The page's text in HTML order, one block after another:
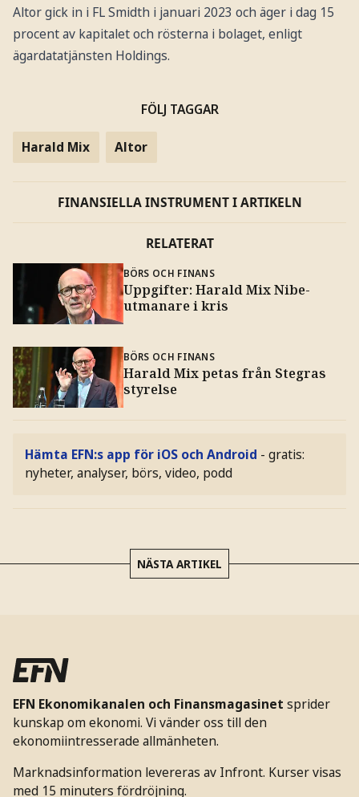
Altor gick in i FL Smidth i januari 2023 och äger i dag 15
procent av kapitalet och rösterna i bolaget, enligt
ägardatatjänsten Holdings.
FÖLJ TAGGAR
Harald Mix Altor
FINANSIELLA INSTRUMENT I ARTIKELN
RELATERAT
BÖRS OCH FINANS
Uppgifter: Harald Mix Nibe-
utmanare i kris
BÖRS OCH FINANS
Harald Mix petas från Stegras
styrelse
Hämta EFN:s app för iOS och Android - gratis:
nyheter, analyser, börs, video, podd
NÄSTA ARTIKEL
EFN Ekonomikanalen och Finansmagasinet sprider
kunskap om ekonomi. Vi vänder oss till den
ekonomiintresserade allmänheten.
Marknadsinformation levereras av Infront. Kurser visas
med 15 minuters fördröjning.